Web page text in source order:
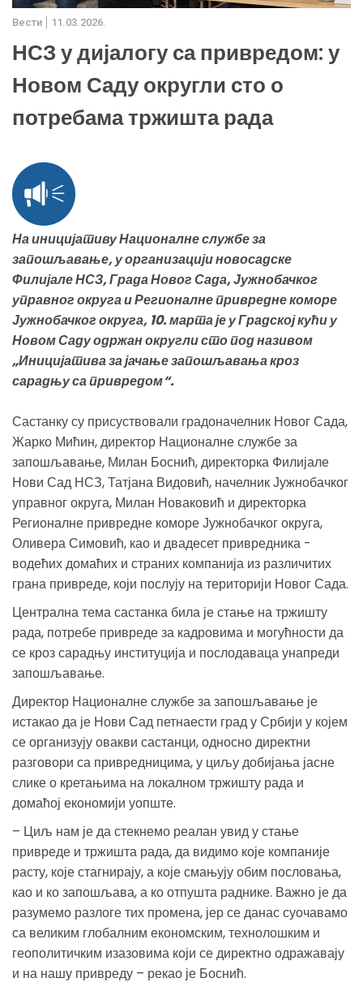
Вести 11.03.2026.
НСЗ у дијалогу са привредом: у
Новом Саду округли сто о
потребама тржишта рада
На иницијативу Националне службе за
запошљавање, у организацији новосадске
Филијале НСЗ, Града Новог Сада, Јужнобачког
управног округа и Регионалне привредне коморе
Јужнобачког округа, 10. марта је у Градској кући у
Новом Саду одржан округли сто под називом
„Иницијатива за јачање запошљавања кроз
сарадњу са привредом“.
Састанку су присуствовали градоначелник Новог Сада,
Жарко Мићин, директор Националне службе за
запошљавање, Милан Боснић, директорка Филијале
Нови Сад НСЗ, Татјана Видовић, начелник Јужнобачког
управног округа, Милан Новаковић и директорка
Регионалне привредне коморе Јужнобачког округа,
Оливера Симовић, као и двадесет привредника -
водећих домаћих и страних компанија из различитих
грана привреде, који послују на територији Новог Сада.
Централна тема састанка била је стање на тржишту
рада, потребе привреде за кадровима и могућности да
се кроз сарадњу институција и послодаваца унапреди
запошљавање.
Директор Националне службе за запошљавање је
истакао да је Нови Сад петнаести град у Србији у којем
се организују овакви састанци, односно директни
разговори са привредницима, у циљу добијања јасне
слике о кретањима на локалном тржишту рада и
домаћој економији уопште.
– Циљ нам је да стекнемо реалан увид у стање
привреде и тржишта рада, да видимо које компаније
расту, које стагнирају, а које смањују обим пословања,
као и ко запошљава, а ко отпушта раднике. Важно је да
разумемо разлоге тих промена, јер се данас суочавамо
са великим глобалним економским, технолошким и
геополитичким изазовима који се директно одражавају
и на нашу привреду – рекао је Боснић.